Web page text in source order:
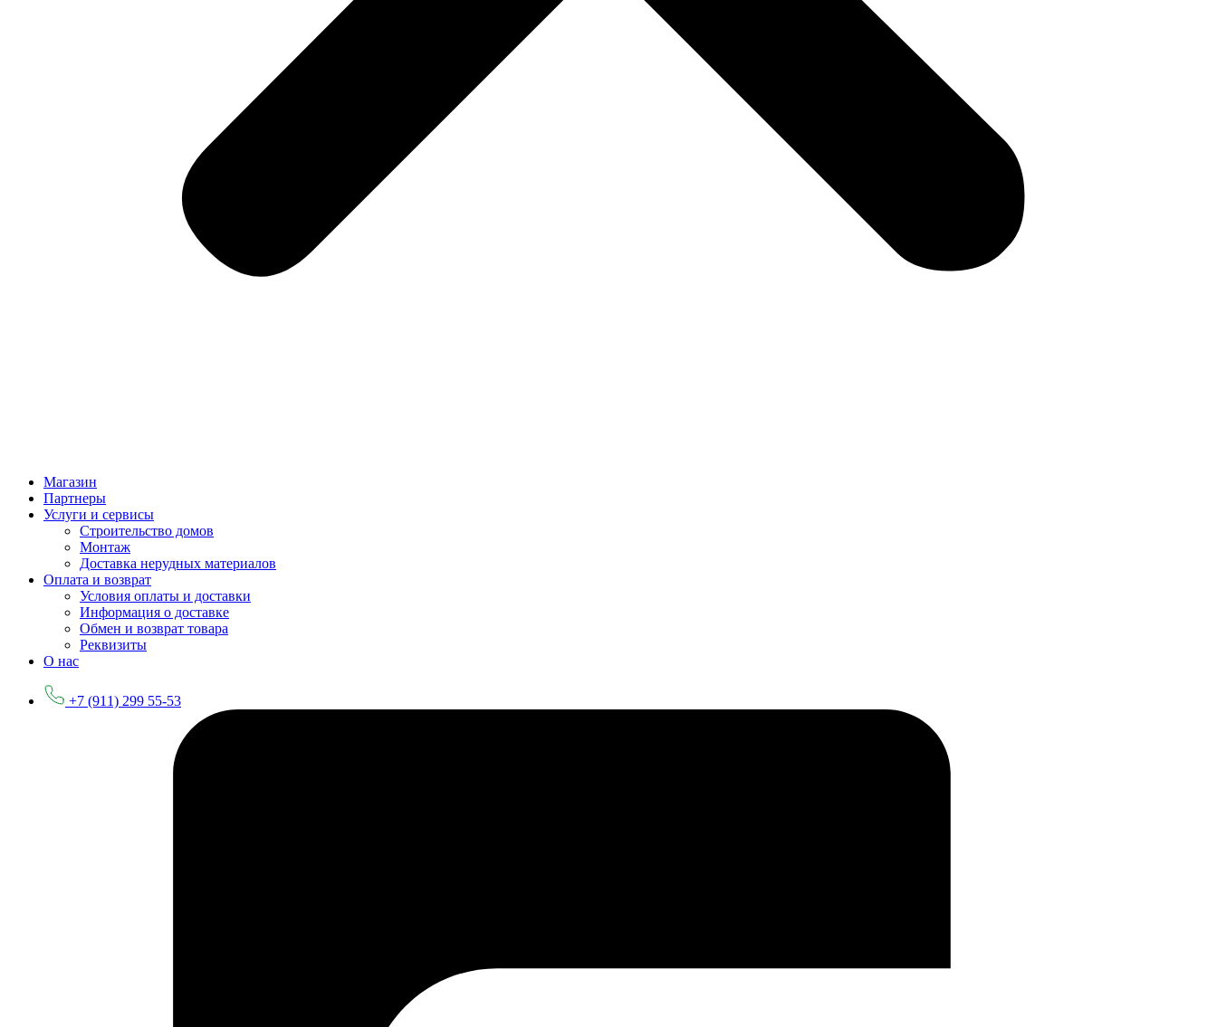
Магазин
Партнеры
Услуги и сервисы
Строительство домов
Монтаж
Доставка нерудных материалов
Оплата и возврат
Условия оплаты и доставки
Информация о доставке
Обмен и возврат товара
Реквизиты
О нас
+7 (911) 299 55-53